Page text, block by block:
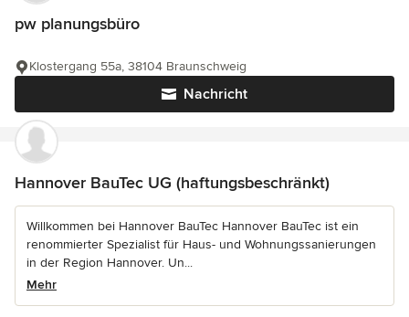
pw planungsbüro
Nachricht
Klostergang 55a, 38104 Braunschweig
Hannover BauTec UG (haftungsbeschränkt)
Willkommen bei Hannover BauTec Hannover BauTec ist ein
renommierter Spezialist für Haus- und Wohnungssanierungen
in der Region Hannover. Un...
Mehr